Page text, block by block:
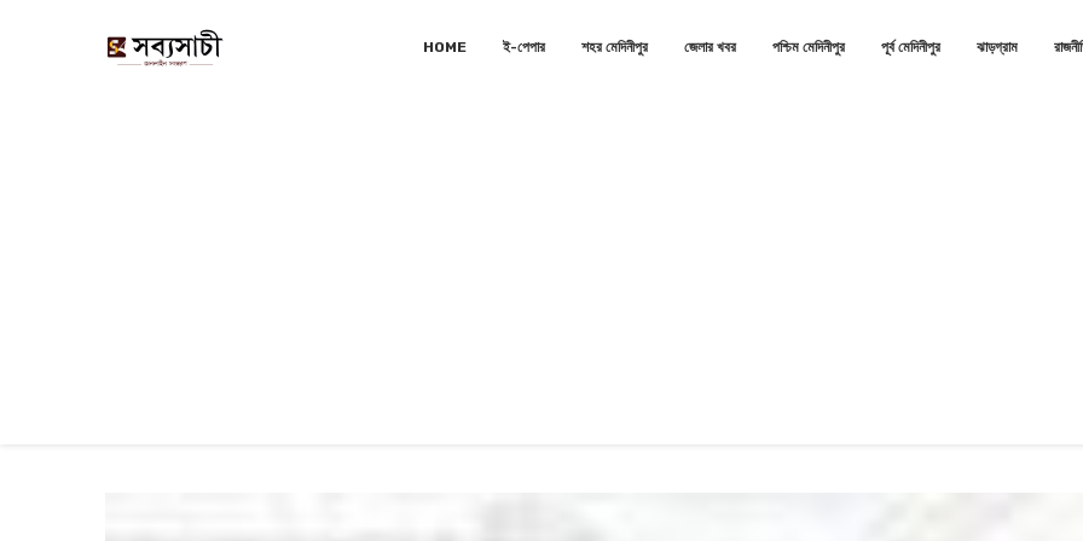
HOME ই-পেপার শহর মেদিনীপুর জেলার খবর পশ্চিম মেদিনীপুর পূর্ব মেদিনীপুর ঝাড়গ্রাম